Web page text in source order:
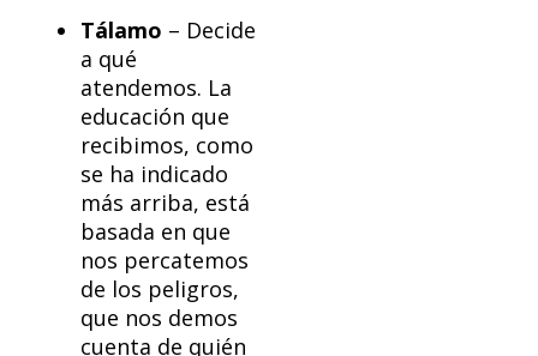
Tálamo – Decide
a qué
atendemos. La
educación que
recibimos, como
se ha indicado
más arriba, está
basada en que
nos percatemos
de los peligros,
que nos demos
cuenta de quién